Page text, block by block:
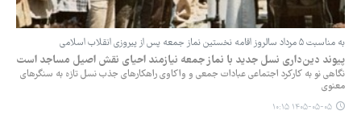
به مناسبت ۵ مرداد سالروز اقامه نخستین نماز جمعه پس از پیروزی انقلاب اسلامی
‏پیوند دین‌داری نسل جدید با نماز جمعه نیازمند احیای نقش اصیل مساجد است
نگاهی نو به کارکرد اجتماعی عبادات جمعی و واکاوی راهکارهای جذب نسل تازه به سنگرهای
معنوی
۱۴۰۵-۰۵-۰۵ ۱۰:۱۵